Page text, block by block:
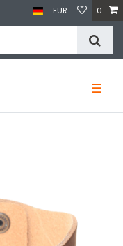
EUR 0
☰